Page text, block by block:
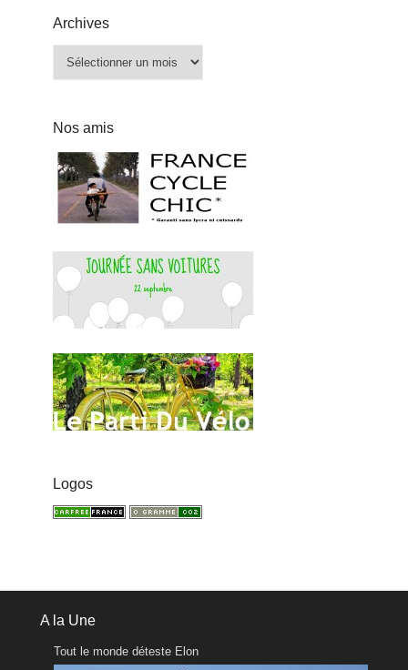
Archives
Nos amis
Logos
A la Une
Tout le monde déteste Elon